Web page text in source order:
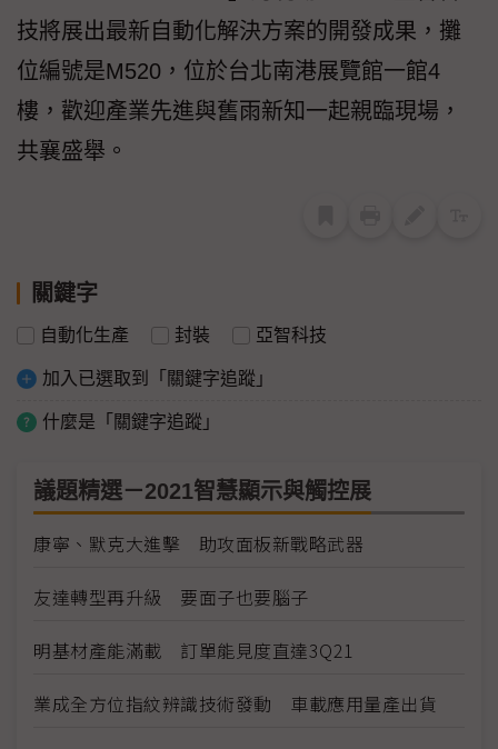
技將展出最新自動化解決方案的開發成果，攤
位編號是M520，位於台北南港展覽館一館4
樓，歡迎產業先進與舊雨新知一起親臨現場，
共襄盛舉。
關鍵字
自動化生產 封裝 亞智科技
加入已選取到「關鍵字追蹤」
什麼是「關鍵字追蹤」
議題精選－2021智慧顯示與觸控展
康寧、默克大進擊 助攻面板新戰略武器
友達轉型再升級 要面子也要腦子
明基材產能滿載 訂單能見度直達3Q21
業成全方位指紋辨識技術發動 車載應用量產出貨